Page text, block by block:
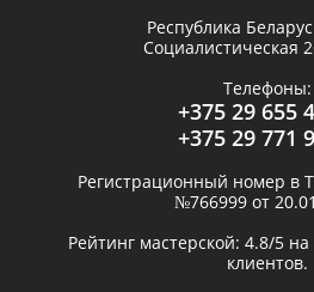
Республика
Социалистическая
Телефоны:
+375 29 655
+375 29 771
Регистрационный номер в
№766999 от
Рейтинг мастерской: 4.8/5 на
клиентов.